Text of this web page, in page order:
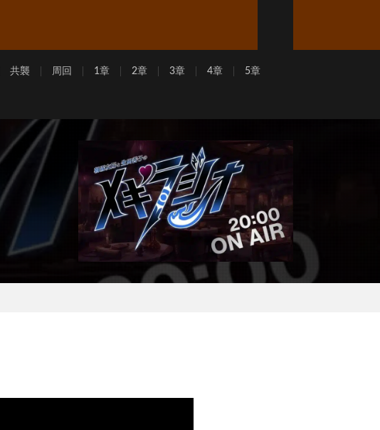
共襲 周回 1章 2章 3章 4章 5章